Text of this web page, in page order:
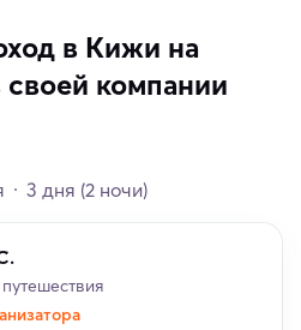
в Кижи на
своей компании
3 дня (2 ночи)